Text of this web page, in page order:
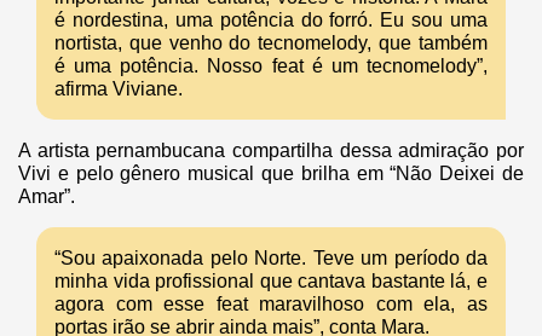
é nordestina, uma potência do forró. Eu sou uma
nortista, que venho do tecnomelody, que também
é uma potência. Nosso feat é um tecnomelody”,
afirma Viviane.
A artista pernambucana compartilha dessa admiração por
Vivi e pelo gênero musical que brilha em “Não Deixei de
Amar”.
“Sou apaixonada pelo Norte. Teve um período da
minha vida profissional que cantava bastante lá, e
agora com esse feat maravilhoso com ela, as
portas irão se abrir ainda mais”, conta Mara.